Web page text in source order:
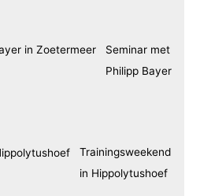
Seminar met
Philipp Bayer
Trainingsweekend
in Hippolytushoef